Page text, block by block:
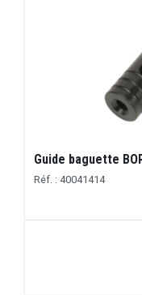
Guide baguette
Réf. : 40041414